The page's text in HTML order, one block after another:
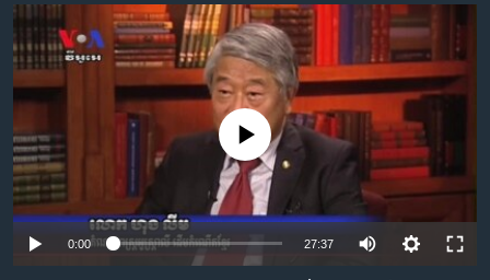
រំលង​
ចូល​
ទៅ​
រចនា
សម្ព័ន្ធ​
រំលង​
និង​
ទូរទស្សន៍ / វីដេអូ​
Khmer English
បណ្តាញ​សង្គម
No media source currently available
0:00 27:37